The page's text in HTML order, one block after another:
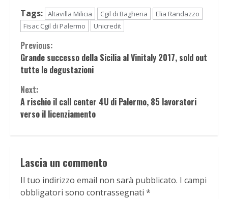
Tags: Altavilla Milicia Cgil di Bagheria
Elia Randazzo
Fisac Cgil di Palermo
Unicredit
Continue
Reading
Previous:
Grande successo della Sicilia al Vinitaly 2017, sold out
tutte le degustazioni
Next:
A rischio il call center 4U di Palermo, 85 lavoratori
verso il licenziamento
Lascia un commento
Il tuo indirizzo email non sarà pubblicato. I campi
obbligatori sono contrassegnati *